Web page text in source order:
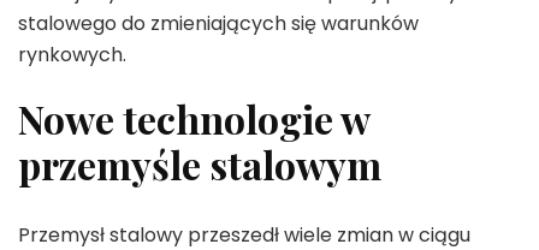
stalowego do zmieniających się warunków
rynkowych.
Nowe technologie w
przemyśle stalowym
Przemysł stalowy przeszedł wiele zmian w ciągu